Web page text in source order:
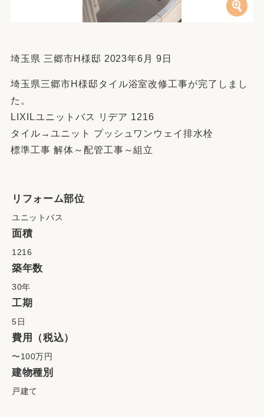
埼玉県 三郷市H様邸 2023年6月 9日
埼玉県三郷市H様邸タイル浴室改修工事が完了しまし
た。
LIXILユニットバス リデア 1216
タイル→ユニット プッシュワンウェイ排水栓
標準工事 解体～配管工事～組立
リフォーム部位
ユニットバス
面積
1216
築年数
30年
工期
5日
費用（税込）
〜100万円
建物種別
戸建て